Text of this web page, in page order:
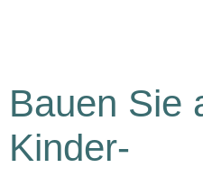
Bauen Sie
Kinder-